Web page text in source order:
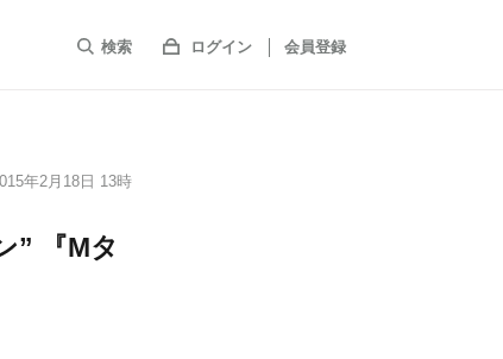
検索 ログイン 会員登録
年2月18日 13時
” 『Mタ